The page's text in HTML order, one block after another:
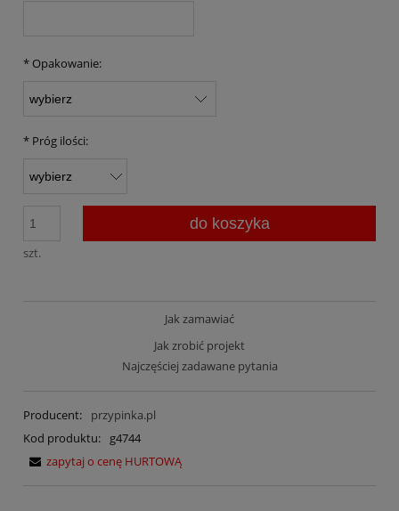
* Opakowanie:
* Próg ilości:
szt.
do koszyka
Jak zamawiać
Jak zrobić projekt
Najczęściej zadawane pytania
Producent:
przypinka.pl
Kod produktu:
g4744
zapytaj o cenę HURTOWĄ